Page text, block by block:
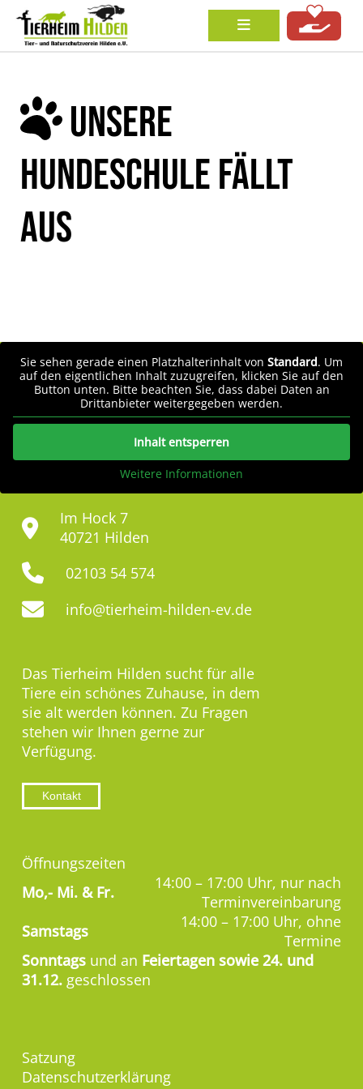
UNSERE
HUNDESCHULE FÄLLT
AUS
Sie sehen gerade einen Platzhalterinhalt von Standard. Um
auf den eigentlichen Inhalt zuzugreifen, klicken Sie auf den
Button unten. Bitte beachten Sie, dass dabei Daten an
Drittanbieter weitergegeben werden.
Inhalt entsperren
Weitere Informationen
Im Hock 7
40721 Hilden
02103 54 574
info@tierheim-hilden-ev.de
Das Tierheim Hilden sucht für alle
Tiere ein schönes Zuhause, in dem
sie alt werden können. Zu Fragen
stehen wir Ihnen gerne zur
Verfügung.
Kontakt
Öffnungszeiten
Mo,- Mi. & Fr.
14:00 – 17:00 Uhr, nur nach
Terminvereinbarung
Samstags
14:00 – 17:00 Uhr, ohne
Termine
Sonntags und an Feiertagen sowie 24. und
31.12. geschlossen
Satzung
Datenschutzerklärung